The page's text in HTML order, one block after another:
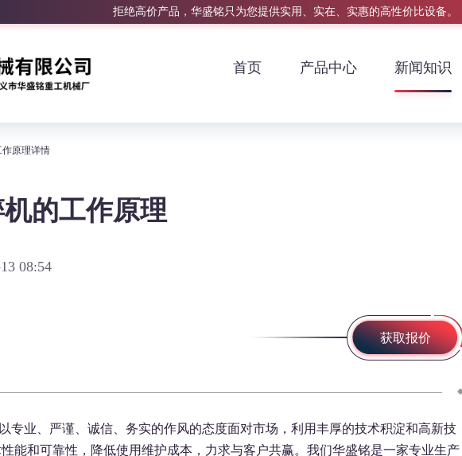
拒绝高价产品，华盛铭只为您提供实用、实在、实惠的高性价比设备。
首页 产品中心 新闻知识
原理详情
的工作原理
08:54
获取报价
专业、严谨、诚信、务实的作风的态度面对市场，利用丰厚的技术积淀和高新技
能和可靠性，降低使用维护成本，力求与客户共赢。我们华盛铭是一家专业生产